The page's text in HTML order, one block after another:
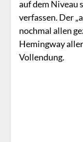
auf dem Niveau
verfassen. Der
nochmal allen
Hemingway
Vollendung.